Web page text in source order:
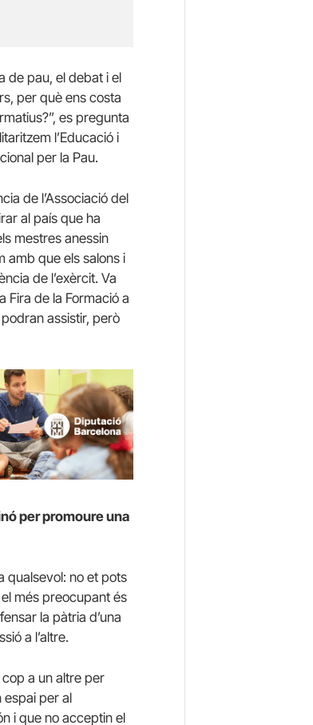
de pau, el debat i el
per què ens costa
es pregunta
l’Educació i
per la Pau.
de l’Associació del
al país que ha
mestres anessin
amb que els salons i
de l’exèrcit. Va
Fira de la Formació a
assistir, però
per promoure una
qualsevol: no et pots
més preocupant és
la pàtria d’una
a l’altre.
cop a un altre per
espai per al
i que no acceptin el